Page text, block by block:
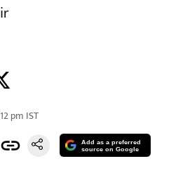
pm IST
Add as a preferred
source on Google